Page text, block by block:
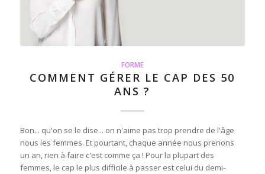
FORME
COMMENT GÉRER LE CAP DES 50
ANS ?
Bon... qu'on se le dise... on n'aime pas trop prendre de l'âge
nous les femmes. Et pourtant, chaque année nous prenons
un an, rien à faire c'est comme ça ! Pour la plupart des
femmes, le cap le plus difficile à passer est celui du demi-